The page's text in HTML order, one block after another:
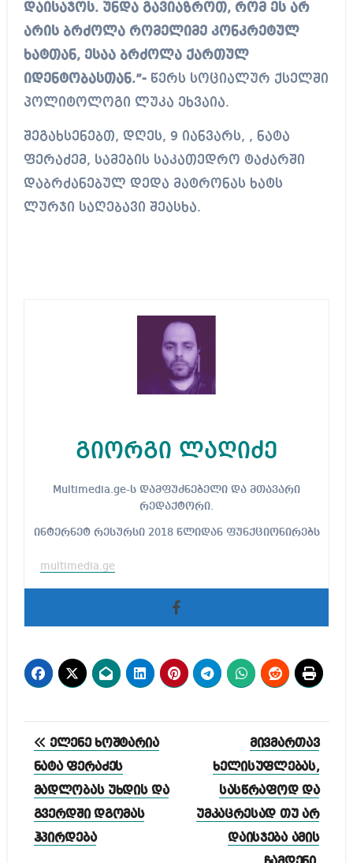
დაისაჯოს. უნდა გავიაზროთ, რომ ეს არ
არის ბრძოლა რომელიმე კონკრეტულ
ხატთან, ესაა ბრძოლა ქართულ
იდენტობასთან.”-წერს სოციალურ ქსელში
პოლიტოლოგი ლუკა ეხვაია.
შეგახსენებთ, დღეს, 9 იანვარს, , ნატა
ფერაძემ, სამების საკათედრო ტაძარში
დაბრძანებულ დედა მატრონას ხატს
ლურჯი საღებავი შეასხა.
გიორგი ლაღიძე
Multimedia.ge-ს დამფუძნებელი და მთავარი
რედაქტორი.
ინტერნეტ რესურსი 2018 წლიდან ფუნქციონირებს
multimedia.ge
პოსტის
ნავიგაცია
ელენე ხოშტარია
ნატა ფერაძეს
მადლობას უხდის და
გვერდში დგომას
ჰპირდება
მივმართავ
ხელისუფლებას,
სასწრაფოდ და
უმკაცრესად თუ არ
დაისჯება ამის